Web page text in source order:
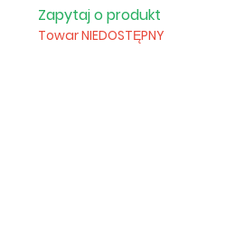
Zapytaj o produkt
Towar NIEDOSTĘPNY